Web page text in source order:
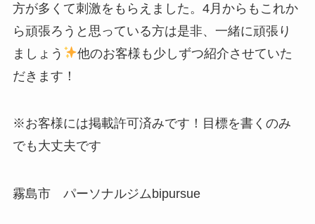
方が多くて刺激をもらえました。4月からもこれか
ら頑張ろうと思っている方は是非、一緒に頑張り
ましょう
他のお客様も少しずつ紹介させていた
だきます！
※お客様には掲載許可済みです！目標を書くのみ
でも大丈夫です
霧島市 パーソナルジムbipursue